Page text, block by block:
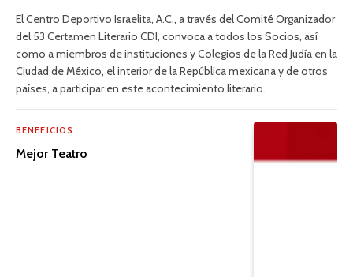
El Centro Deportivo Israelita, A.C., a través del Comité Organizador
del 53 Certamen Literario CDI, convoca a todos los Socios, así
como a miembros de instituciones y Colegios de la Red Judía en la
Ciudad de México, el interior de la República mexicana y de otros
países, a participar en este acontecimiento literario.
BENEFICIOS
Mejor Teatro